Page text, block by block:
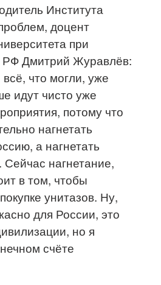
Института
доцент
при
РФ Дмитрий Журавлёв:
что могли, уже
идут чисто уже
потому что
нагнетать
а нагнетать
Сейчас нагнетание,
в том, чтобы
унитазов. Ну,
для России, это
но я
счёте